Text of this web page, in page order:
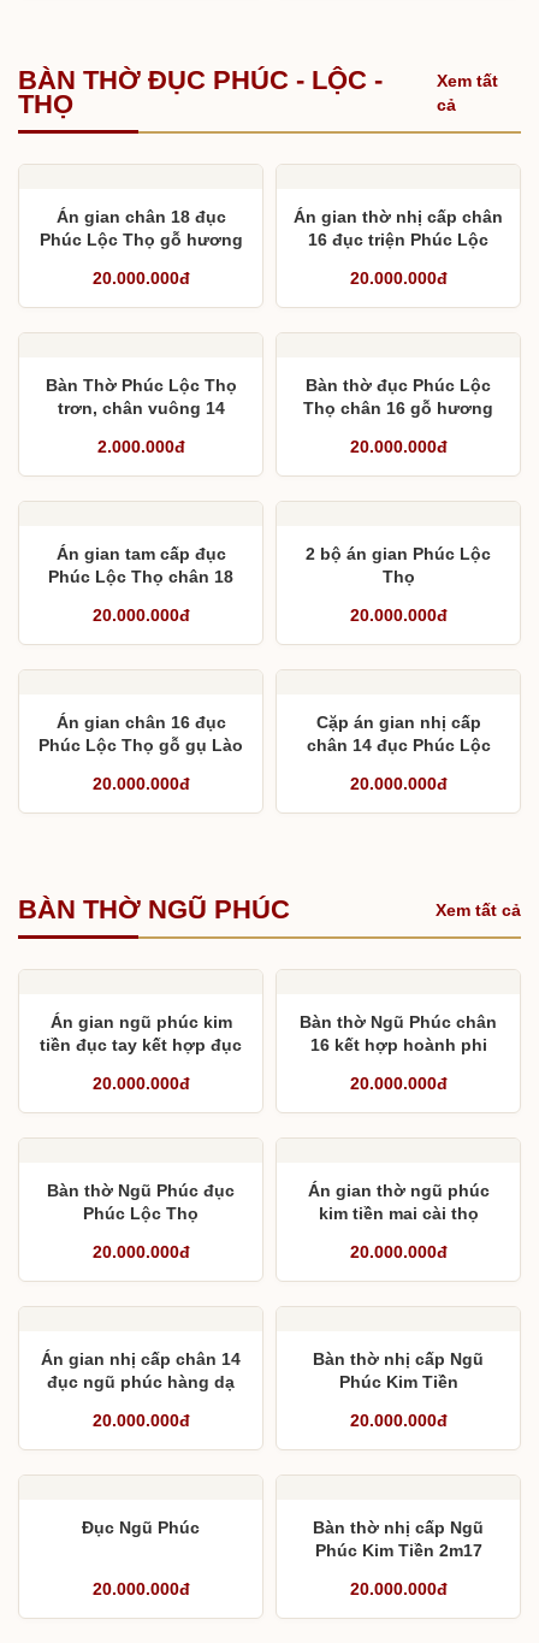
BÀN THỜ ĐỤC PHÚC - LỘC -
THỌ
Xem tất
cả
Án gian chân 18 đục
Phúc Lộc Thọ gỗ hương
Vững
20.000.000đ
Án gian thờ nhị cấp chân
16 đục triện Phúc Lộc
đá
20.000.000đ
Bàn Thờ Phúc Lộc Thọ
trơn, chân vuông 14
2.000.000đ
Bàn thờ đục Phúc Lộc
Thọ chân 16 gỗ hương
20.000.000đ
Án gian tam cấp đục
Phúc Lộc Thọ chân 18
20.000.000đ
2 bộ án gian Phúc Lộc
Thọ
20.000.000đ
Án gian chân 16 đục
Phúc Lộc Thọ gỗ gụ Lào
20.000.000đ
Cặp án gian nhị cấp
chân 14 đục Phúc Lộc
20.000.000đ
BÀN THỜ NGŨ PHÚC Xem tất cả
Án gian ngũ phúc kim
tiền đục tay kết hợp đục
20.000.000đ
Bàn thờ Ngũ Phúc chân
16 kết hợp hoành phi
20.000.000đ
Bàn thờ Ngũ Phúc đục
Phúc Lộc Thọ
20.000.000đ
Án gian thờ ngũ phúc
kim tiền mai cài thọ
20.000.000đ
Án gian nhị cấp chân 14
đục ngũ phúc hàng dạ
20.000.000đ
Bàn thờ nhị cấp Ngũ
Phúc Kim Tiền
20.000.000đ
Đục Ngũ Phúc
20.000.000đ
Bàn thờ nhị cấp Ngũ
Phúc Kim Tiền 2m17
20.000.000đ